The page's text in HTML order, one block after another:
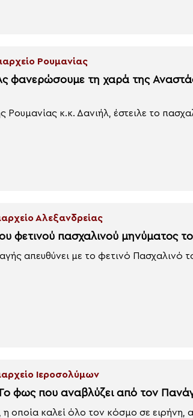
Ρουμανίας
φανερώσουμε τη χαρά της
κ.κ. Δανιήλ, έστειλε το
Αλεξανδρείας
φετινού πασχαλινού μηνύματος
απευθύνει με το φετινό Πασχαλινό
Ιεροσολύμων
φως που αναβλύζει από τον
οποία καλεί όλο τον κόσμο σε ειρήνη,